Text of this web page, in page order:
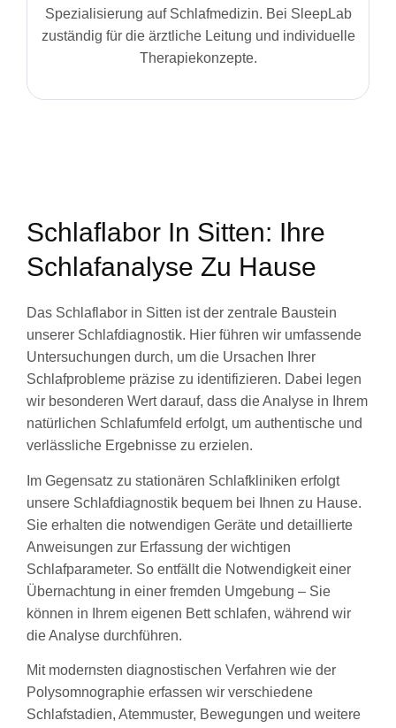
Spezialisierung auf Schlafmedizin. Bei SleepLab
zuständig für die ärztliche Leitung und individuelle
Therapiekonzepte.
Schlaflabor In Sitten: Ihre
Schlafanalyse Zu Hause
Das Schlaflabor in Sitten ist der zentrale Baustein
unserer Schlafdiagnostik. Hier führen wir umfassende
Untersuchungen durch, um die Ursachen Ihrer
Schlafprobleme präzise zu identifizieren. Dabei legen
wir besonderen Wert darauf, dass die Analyse in Ihrem
natürlichen Schlafumfeld erfolgt, um authentische und
verlässliche Ergebnisse zu erzielen.
Im Gegensatz zu stationären Schlafkliniken erfolgt
unsere Schlafdiagnostik bequem bei Ihnen zu Hause.
Sie erhalten die notwendigen Geräte und detaillierte
Anweisungen zur Erfassung der wichtigen
Schlafparameter. So entfällt die Notwendigkeit einer
Übernachtung in einer fremden Umgebung – Sie
können in Ihrem eigenen Bett schlafen, während wir
die Analyse durchführen.
Mit modernsten diagnostischen Verfahren wie der
Polysomnographie erfassen wir verschiedene
Schlafstadien, Atemmuster, Bewegungen und weitere